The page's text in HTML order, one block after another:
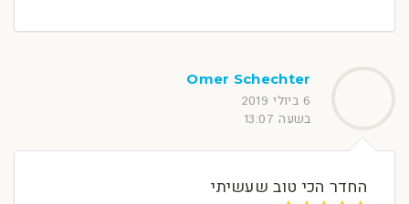
Omer Schechter
6 ביולי 2019
בשעה 13:07
החדר הכי טוב שעשיתי